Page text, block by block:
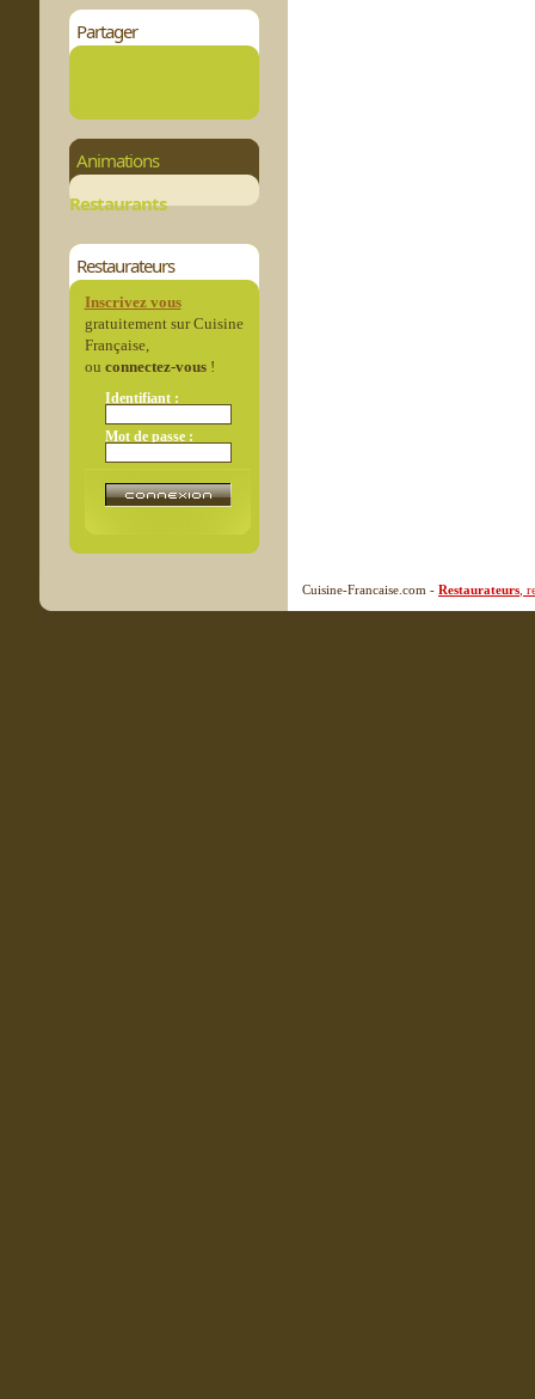
Partager
Animations
Restaurants
Restaurateurs
Inscrivez vous
gratuitement sur Cuisine
Française,
ou connectez-vous!
Identifiant :
Mot de passe :
Cuisine-Francaise.com - Restaurateurs ,